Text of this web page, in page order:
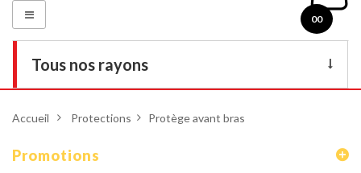
00
Tous nos rayons
Armes
Basculer
la
navigation
Accueil > Protections > Protège avant bras
Promotions